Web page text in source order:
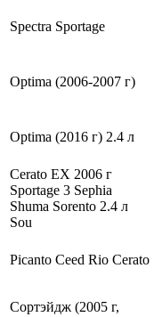
Spectra Sportage
Optima (2006-2007 г)
Optima (2016 г) 2.4 л
Cerato ЕХ 2006 г
Sportage 3 Sephia
Shuma Sorento 2.4 л
Sou
Picanto Ceed Rio Cerato
Сортэйдж (2005 г,